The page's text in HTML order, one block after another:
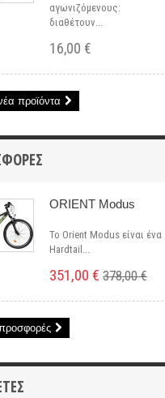
αγωνιζόμενους:
διαθέτουν...
16,00 €
προϊόντα
ORIENT Modus
Το Orient Modus είναι ένα
Hardtail...
351,00 € 378,00 €